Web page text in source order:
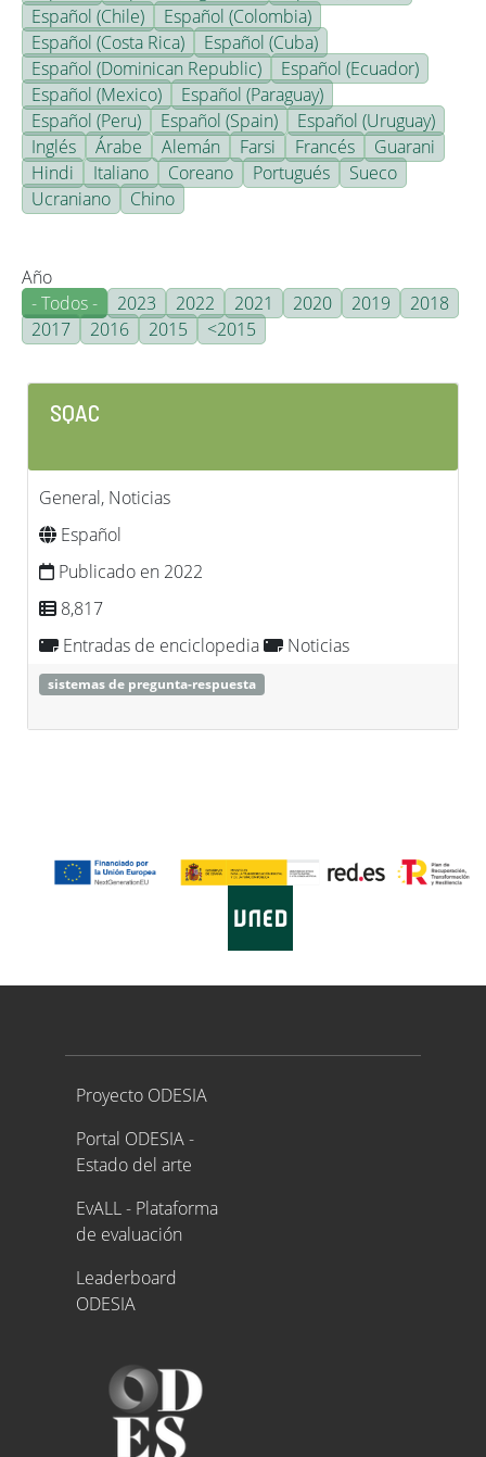
Español (Chile)
Español (Colombia)
Español (Costa Rica)
Español (Cuba)
Español (Dominican Republic)
Español (Ecuador)
Español (Mexico)
Español (Paraguay)
Español (Peru)
Español (Spain)
Español (Uruguay)
Inglés
Árabe Alemán Farsi Francés
Guarani
Hindi
Italiano Coreano Portugués
Sueco
Ucraniano
Chino
Año
- Todos -
2023 2022 2021 2020 2019
2018
2017
2016 2015 <2015
SQAC
General, Noticias
Español
Publicado en 2022
8,817
Entradas de enciclopedia
Noticias
sistemas de pregunta-respuesta
Proyecto ODESIA
Proyecto ODESIA
Portal ODESIA -
Estado del arte
EvALL - Plataforma
de evaluación
Leaderboard
ODESIA